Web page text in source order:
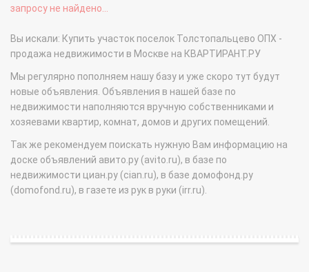
запросу не найдено...
Вы искали: Купить участок поселок Толстопальцево ОПХ -
продажа недвижимости в Москве на КВАРТИРАНТ.РУ
Мы регулярно пополняем нашу базу и уже скоро тут будут
новые объявления. Объявления в нашей базе по
недвижимости наполняются вручную собственниками и
хозяевами квартир, комнат, домов и других помещений.
Так же рекомендуем поискать нужную Вам информацию на
доске объявлений авито.ру (avito.ru), в базе по
недвижимости циан.ру (cian.ru), в базе домофонд.ру
(domofond.ru), в газете из рук в руки (irr.ru).